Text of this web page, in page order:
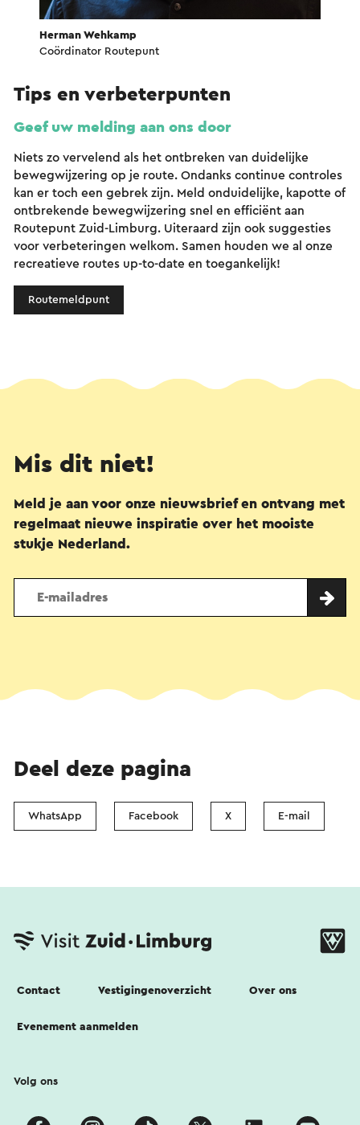
Herman Wehkamp
Coördinator Routepunt
Tips en verbeterpunten
Geef uw melding aan ons door
Niets zo vervelend als het ontbreken van duidelijke
bewegwijzering op je route. Ondanks continue controles
kan er toch een gebrek zijn. Meld onduidelijke, kapotte of
ontbrekende bewegwijzering snel en efficiënt aan
Routepunt Zuid-Limburg. Uiteraard zijn ook suggesties
voor verbeteringen welkom. Samen houden we al onze
recreatieve routes up-to-date en toegankelijk!
Routemeldpunt
Mis dit niet!
Meld je aan voor onze nieuwsbrief en ontvang met
regelmaat nieuwe inspiratie over het mooiste
stukje Nederland.
Deel deze pagina
WhatsApp Facebook X E-mail
Contact Vestigingenoverzicht Over ons
Evenement aanmelden
Volg ons